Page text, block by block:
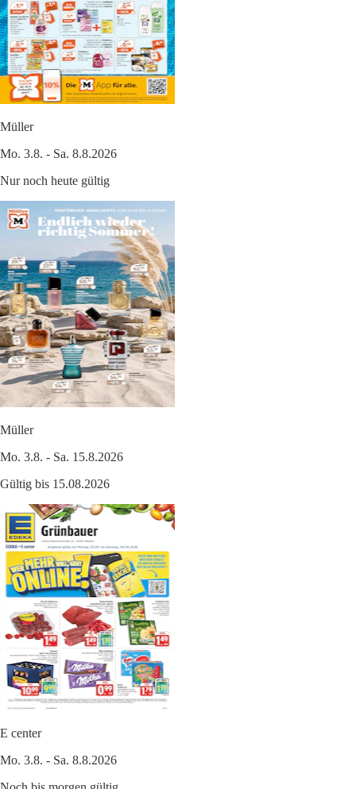
Müller
Mo. 3.8. - Sa. 8.8.2026
Nur noch heute gültig
Müller
Mo. 3.8. - Sa. 15.8.2026
Gültig bis 15.08.2026
E center
Mo. 3.8. - Sa. 8.8.2026